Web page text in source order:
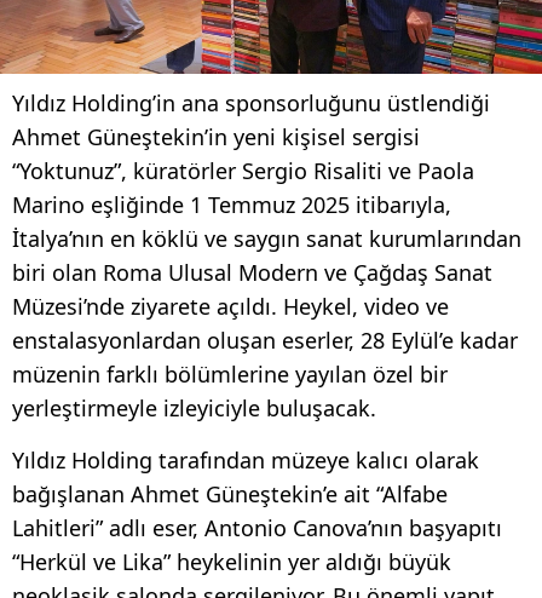
Yıldız Holding’in ana sponsorluğunu üstlendiği
Ahmet Güneştekin’in yeni kişisel sergisi
“Yoktunuz”, küratörler Sergio Risaliti ve Paola
Marino eşliğinde 1 Temmuz 2025 itibarıyla,
İtalya’nın en köklü ve saygın sanat kurumlarından
biri olan Roma Ulusal Modern ve Çağdaş Sanat
Müzesi’nde ziyarete açıldı. Heykel, video ve
enstalasyonlardan oluşan eserler, 28 Eylül’e kadar
müzenin farklı bölümlerine yayılan özel bir
yerleştirmeyle izleyiciyle buluşacak.
Yıldız Holding tarafından müzeye kalıcı olarak
bağışlanan Ahmet Güneştekin’e ait “Alfabe
Lahitleri” adlı eser, Antonio Canova’nın başyapıtı
“Herkül ve Lika” heykelinin yer aldığı büyük